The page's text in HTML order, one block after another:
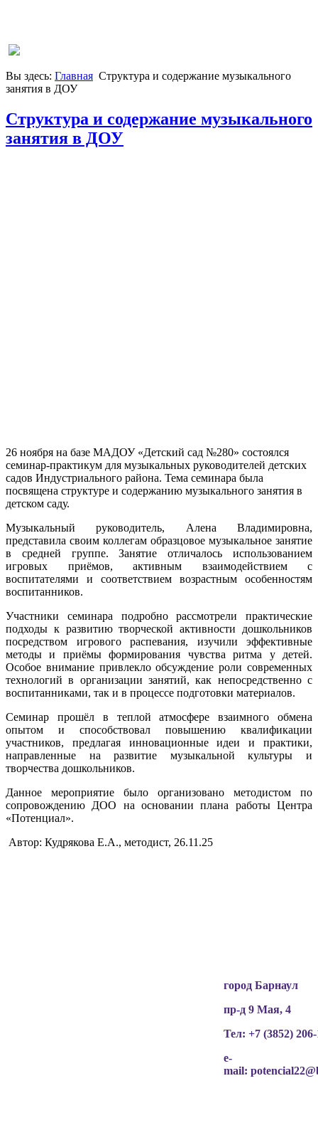
Вы здесь: Главная Структура и содержание музыкального
занятия в ДОУ
Структура и содержание музыкального
занятия в ДОУ
26 ноября на базе МАДОУ «Детский сад №280» состоялся
семинар-практикум для музыкальных руководителей детских
садов Индустриального района. Тема семинара была
посвящена структуре и содержанию музыкального занятия в
детском саду.
Музыкальный руководитель, Алена Владимировна,
представила своим коллегам образцовое музыкальное занятие
в средней группе. Занятие отличалось использованием
игровых приёмов, активным взаимодействием с
воспитателями и соответствием возрастным особенностям
воспитанников.
Участники семинара подробно рассмотрели практические
подходы к развитию творческой активности дошкольников
посредством игрового распевания, изучили эффективные
методы и приёмы формирования чувства ритма у детей.
Особое внимание привлекло обсуждение роли современных
технологий в организации занятий, как непосредственно с
воспитанниками, так и в процессе подготовки материалов.
Семинар прошёл в теплой атмосфере взаимного обмена
опытом и способствовал повышению квалификации
участников, предлагая инновационные идеи и практики,
направленные на развитие музыкальной культуры и
творчества дошкольников.
Данное мероприятие было организовано методистом по
сопровождению ДОО на основании плана работы Центра
«Потенциал».
Автор: Кудрякова Е.А., методист, 26.11.25
город Барнаул
пр-д 9 Мая, 4
Тел: +7 (3852)
e-
mail: